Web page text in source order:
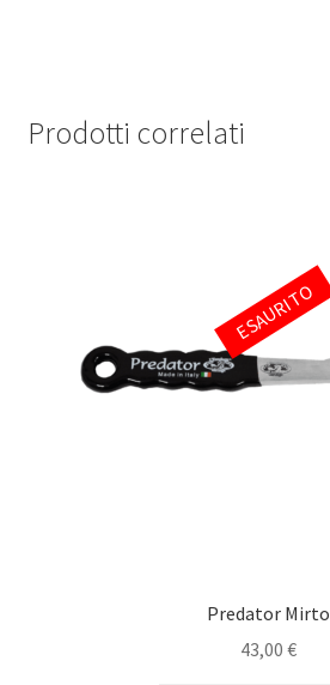
Prodotti correlati
Predator Mirto
43,00 €
ESAURITO